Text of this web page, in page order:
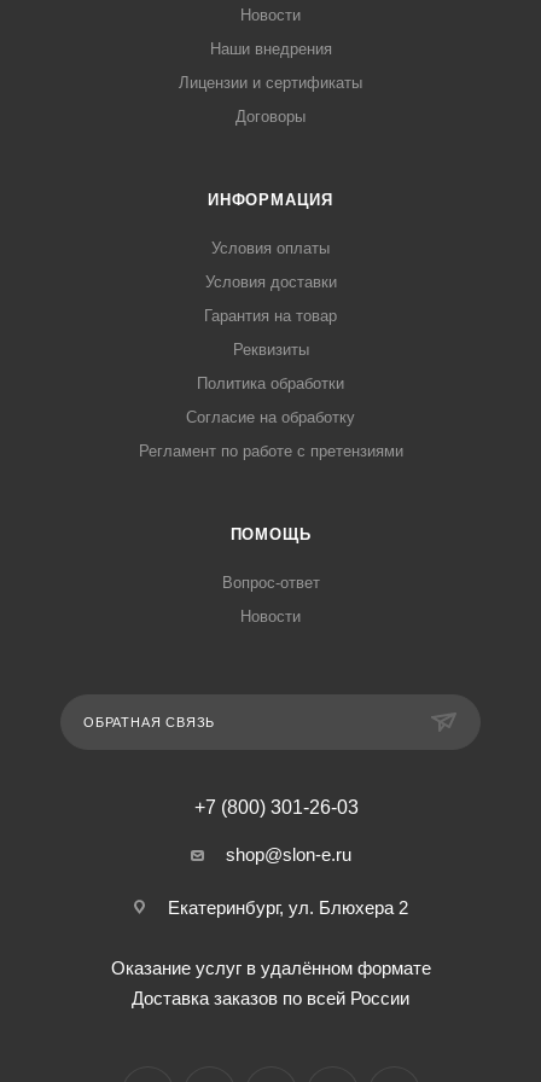
Новости
Наши внедрения
Лицензии и сертификаты
Договоры
ИНФОРМАЦИЯ
Условия оплаты
Условия доставки
Гарантия на товар
Реквизиты
Политика обработки
Согласие на обработку
Регламент по работе с претензиями
ПОМОЩЬ
Вопрос-ответ
Новости
ОБРАТНАЯ СВЯЗЬ
+7 (800) 301-26-03
shop@slon-e.ru
Екатеринбург, ул. Блюхера 2
Оказание услуг в удалённом формате
Доставка заказов по всей России